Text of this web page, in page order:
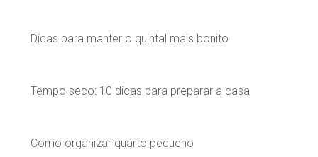
Dicas para manter o quintal mais bonito
Tempo seco: 10 dicas para preparar a casa
Como organizar quarto pequeno